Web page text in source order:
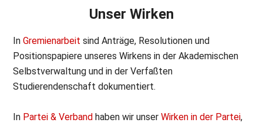
Unser Wirken
InGremienarbeit sind Anträge, Resolutionen und
Positionspapiere unseres Wirkens in der Akademischen
Selbstverwaltung und in der Verfaßten
Studierendenschaft dokumentiert.
In Partei & Verband haben wir unserWirken in der Partei,